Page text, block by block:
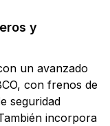
y
un avanzado
con frenos de
seguridad
incorpora